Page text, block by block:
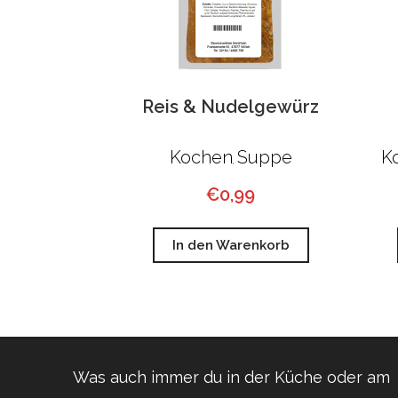
Reis & Nudelgewürz
Kochen, Suppe
€0,99
In den Warenkorb
Was auch immer du in der Küche oder am